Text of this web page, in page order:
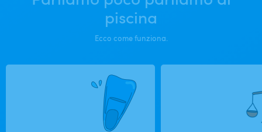
piscina
Ecco come funziona.